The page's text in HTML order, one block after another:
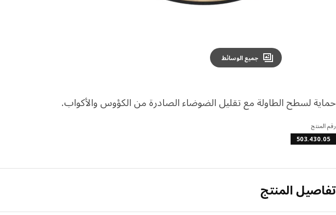
جميع الوسائط
حماية لسطح الطاولة مع تقليل الضوضاء الصادرة من الكؤوس والأكواب.
رقم المنتج
503.430.05
تفاصيل المنتج